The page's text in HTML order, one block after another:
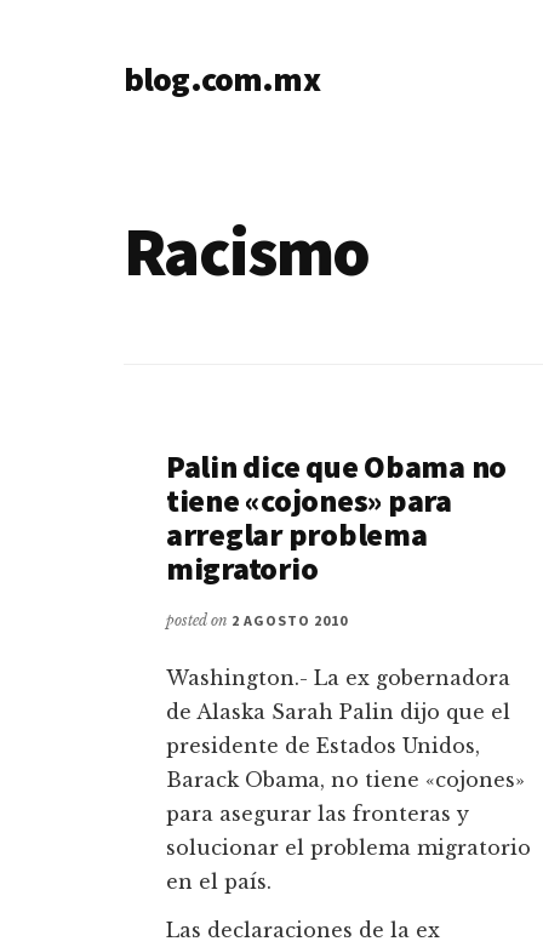
blog.com.mx
Racismo
Palin dice que Obama no
tiene «cojones» para
arreglar problema
migratorio
posted on 2 AGOSTO 2010
Washington.- La ex gobernadora
de Alaska Sarah Palin dijo que el
presidente de Estados Unidos,
Barack Obama, no tiene «cojones»
para asegurar las fronteras y
solucionar el problema migratorio
en el país.
Las declaraciones de la ex